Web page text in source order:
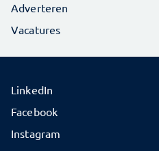
Adverteren
Vacatures
LinkedIn
Facebook
Instagram